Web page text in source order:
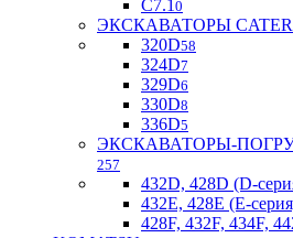
С7.1 0
ЭКСКАВАТОРЫ
320D58
324D7
329D6
330D8
336D5
ЭКСКАВАТОРЫ-
257
432D, 428D (D-
432E, 428E (E-
428F, 432F, 434F,